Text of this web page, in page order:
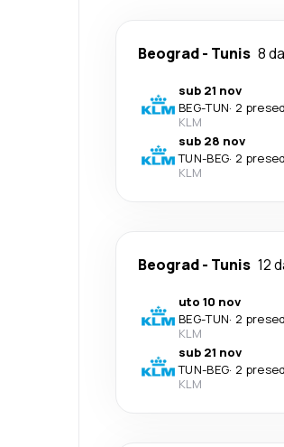
Beograd- Tunis 8
sub 21 nov
BEG-TUN· 2
KLM
sub 28 nov
TUN-BEG· 2
KLM
Beograd- Tunis 12
uto 10 nov
BEG-TUN· 2
KLM
sub 21 nov
TUN-BEG· 2
KLM